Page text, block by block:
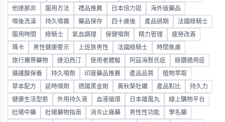
他達那非 服用方法 禮品推薦 日本倍力挺 海外版藥品
噴後洗澡 持久噴霧 藥品保存 四十歲後 產品過期 法國綠騎士
服用時間 綠騎士 氣血調理 保健噴劑 精力管理 疲勞改善
瑪卡 男性健康警示 上班族男性 法國綠騎士 時間焦慮
旅行攜帶藥物 達泊西汀 使用者體驗 阿茲海默氏症 綠鑽適用症
攝護腺保養 持久噴劑 印度藥品推薦 產品品質 植物萃取
草本配方 延時噴劑 德國黑金剛 黃秋葵牡蠣 產品對比 持久力
健康生活型態 外用持久液 血液循環 日本雄風丸 線上購物平台
壯陽中藥 壯陽藥物指南 消炎止痛藥 男性性功能 學名藥